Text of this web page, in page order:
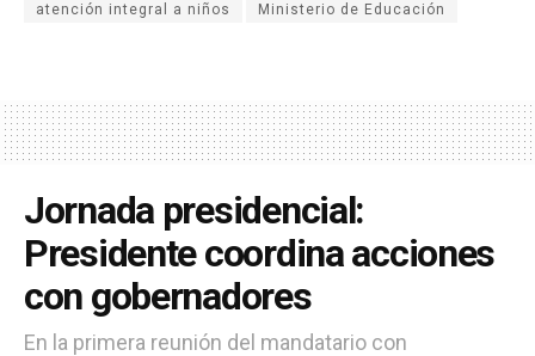
atención integral a niños Ministerio de Educación
Jornada presidencial:
Presidente coordina acciones
con gobernadores
En la primera reunión del mandatario con